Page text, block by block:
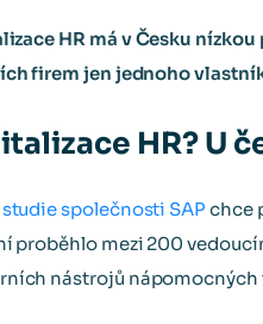
HR má v Česku
firem jen jednoho
HR? U
studie společnosti SAP chce
proběhlo mezi 200
nástrojů